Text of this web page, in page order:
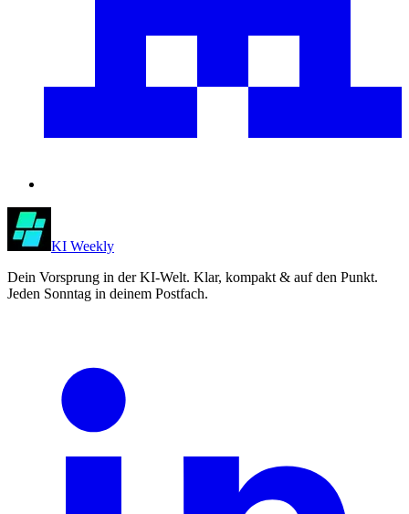
KI Weekly
Dein Vorsprung in der KI-Welt. Klar, kompakt & auf den Punkt.
Jeden Sonntag in deinem Postfach.